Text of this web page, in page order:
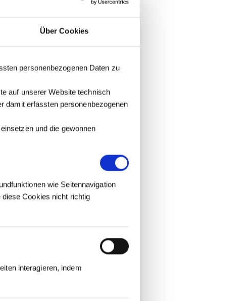
Über Cookies
personenbezogenen Daten zu
auf unserer Website technisch
damit erfassten personenbezogenen
und die gewonnen
wie Seitennavigation
Cookies nicht richtig
interagieren, indem